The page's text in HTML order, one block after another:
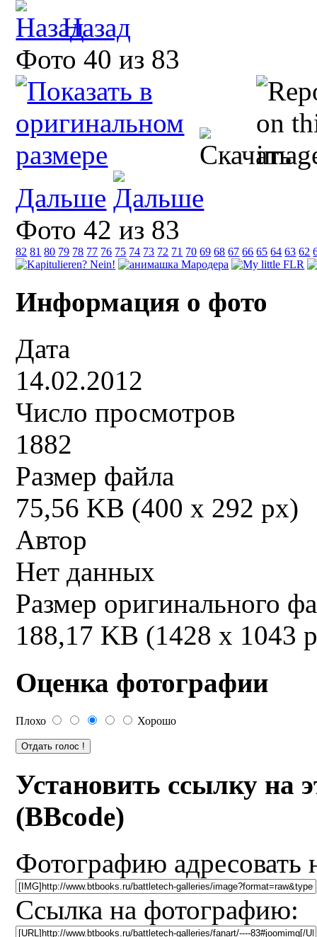
Назад
Фото 40 из 83
Дальше
Фото 42 из 83
82 81 80 79 78 77 76 75 74 73 72 71 70 69 68 67 66 65 64 63 62
Информация о фото
Дата
14.02.2012
Число просмотров
1882
Размер файла
75,56 KB (400 x 292 px)
Автор
Нет данных
Размер оригинального
188,17 KB (1428 x 1043
Оценка фотографии
Плохо Хорошо
Установить ссылку на
(BBcode)
Фотографию
Ссылка на фотографию: